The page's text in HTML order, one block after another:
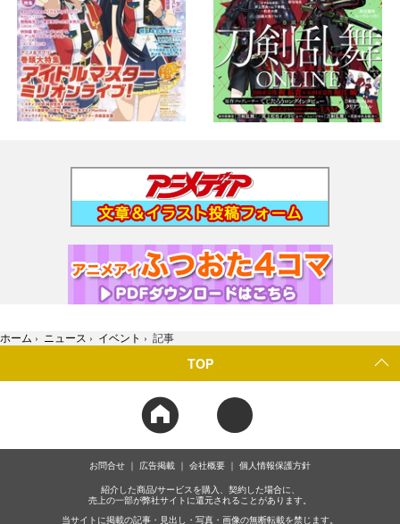
ホーム › ニュース › イベント › 記事
TOP
お問合せ 広告掲載 会社概要 個人情報保護方針
紹介した商品/サービスを購入、契約した場合に、
売上の一部が弊社サイトに還元されることがあります。
当サイトに掲載の記事・見出し・写真・画像の無断転載を禁じます。